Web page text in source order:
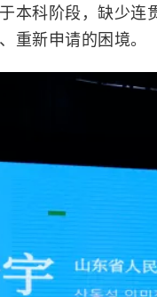
本科阶段，缺少连
重新申请的困境。